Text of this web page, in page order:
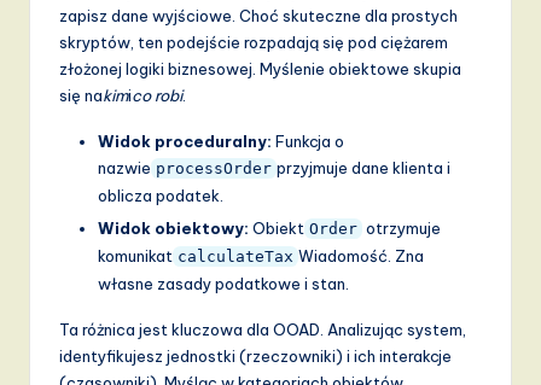
zapisz dane wyjściowe. Choć skuteczne dla prostych
skryptów, ten podejście rozpadają się pod ciężarem
złożonej logiki biznesowej. Myślenie obiektowe skupia
się nakimico robi.
Widok proceduralny: Funkcja o
nazwie processOrder przyjmuje dane klienta i
oblicza podatek.
Widok obiektowy: Obiekt Order otrzymuje
komunikat calculateTax Wiadomość. Zna
własne zasady podatkowe i stan.
Ta różnica jest kluczowa dla OOAD. Analizując system,
identyfikujesz jednostki (rzeczowniki) i ich interakcje